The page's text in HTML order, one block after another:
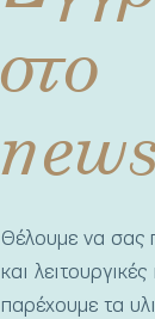
στο
Θέλουμε να σας
και
παρέχουμε τα